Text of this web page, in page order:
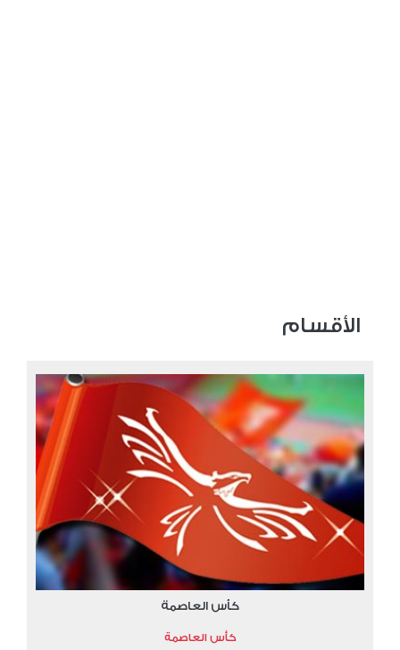
الأقسام
كأس العاصمة
كأس العاصمة